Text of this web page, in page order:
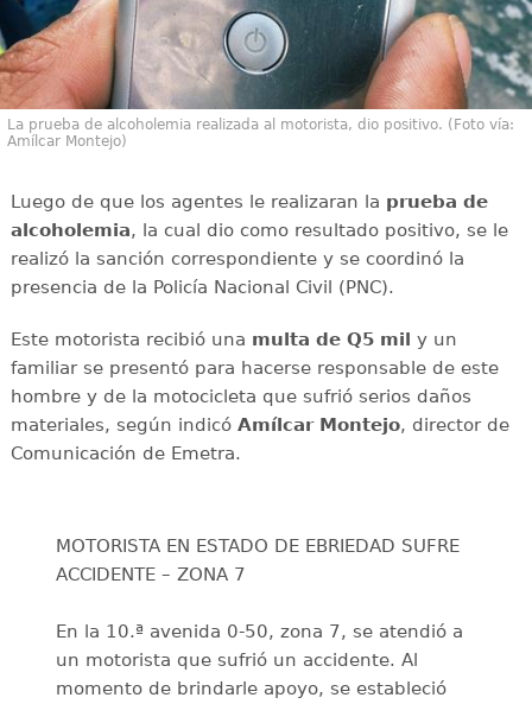
La prueba de alcoholemia realizada al motorista, dio positivo. (Foto vía:
Amílcar Montejo)
Luego de que los agentes le realizaran la prueba de
alcoholemia, la cual dio como resultado positivo, se le
realizó la sanción correspondiente y se coordinó la
presencia de la Policía Nacional Civil (PNC).
Este motorista recibió una multa de Q5 mil y un
familiar se presentó para hacerse responsable de este
hombre y de la motocicleta que sufrió serios daños
materiales, según indicó Amílcar Montejo, director de
Comunicación de Emetra.
MOTORISTA EN ESTADO DE EBRIEDAD SUFRE
ACCIDENTE – ZONA 7
En la 10.ª avenida 0-50, zona 7, se atendió a
un motorista que sufrió un accidente. Al
momento de brindarle apoyo, se estableció